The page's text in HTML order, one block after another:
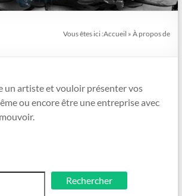
Vous êtes ici :Accueil »À propos de
un artiste et vouloir présenter vos
ou encore être une entreprise avec
Rechercher